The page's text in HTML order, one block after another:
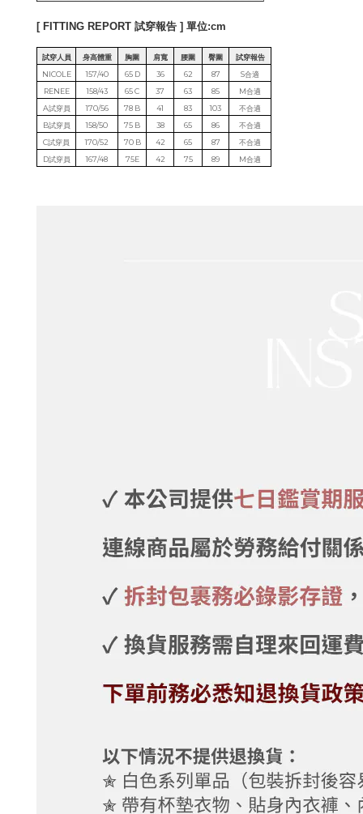
[ FITTING REPORT 試穿報告 ] 單位:cm
試穿人員 身高體重 胸圍 肩寬 腰圍 臀圍
試穿報告
NICOLE
157/40 65 D 36 62 87
S合適
RENEE
158/43 65 C 37 63 85
M合適
A試穿員
170/56 78 B 41 83 103
不合適
B試穿員
158/50 75 B 38 65 86
不合適
C試穿員
170/52 70 B 42 65 87
不合適
D試穿員
167/48 75E 42 75 89 M合適